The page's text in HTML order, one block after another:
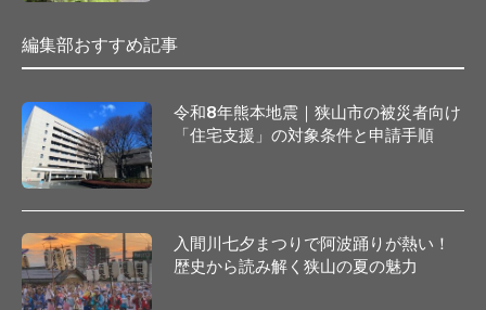
編集部おすすめ記事
令和8年熊本地震｜狭山市の被災者向け
「住宅支援」の対象条件と申請手順
入間川七夕まつりで阿波踊りが熱い！
歴史から読み解く狭山の夏の魅力